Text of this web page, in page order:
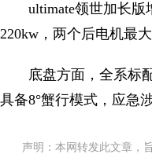
ultimate领世加长
220kw，两个后电机最
底盘方面，全系标
具备8°蟹行模式，应急
声明：本网转发此文章，